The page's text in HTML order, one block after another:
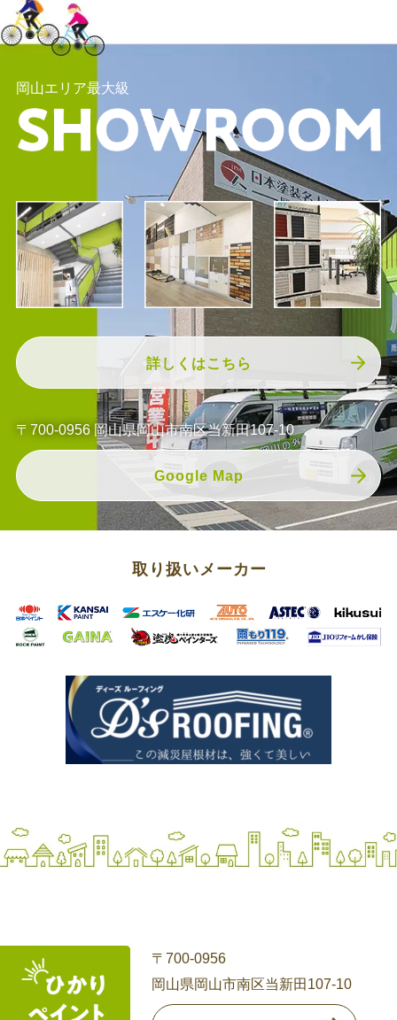
岡山エリア最大級
詳しくはこちら
〒700-0956 岡山県岡山市南区当新田107-10
Google Map
取り扱いメーカー
〒700-0956
岡山県岡山市南区当新田107-10